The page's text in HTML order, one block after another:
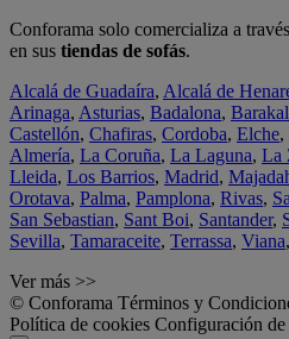
Conforama solo comercializa a
en sus tiendas de sofás.
Alcalá de Guadaíra, Alcalá de
Arinaga, Asturias, Badalona,
Castellón, Chafiras, Cordoba, Elche,
Almería, La Coruña, La Laguna, La
Lleida, Los Barrios, Madrid,
Orotava, Palma, Pamplona, Rivas,
San Sebastian, Sant Boi, Santander,
Sevilla, Tamaraceite, Terrassa, Viana,
Ver más >>
© Conforama Términos y
Política de cookies Configuración